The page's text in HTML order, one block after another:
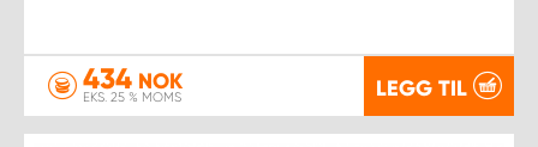
434 NOK
EKS. 25 % MOMS LEGG TIL